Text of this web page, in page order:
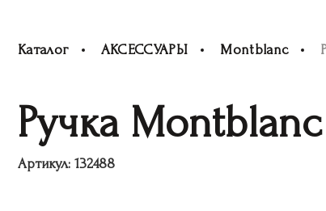
Каталог АКСЕССУАРЫ Montblanc
Ручка Montblanc
Артикул: 132488